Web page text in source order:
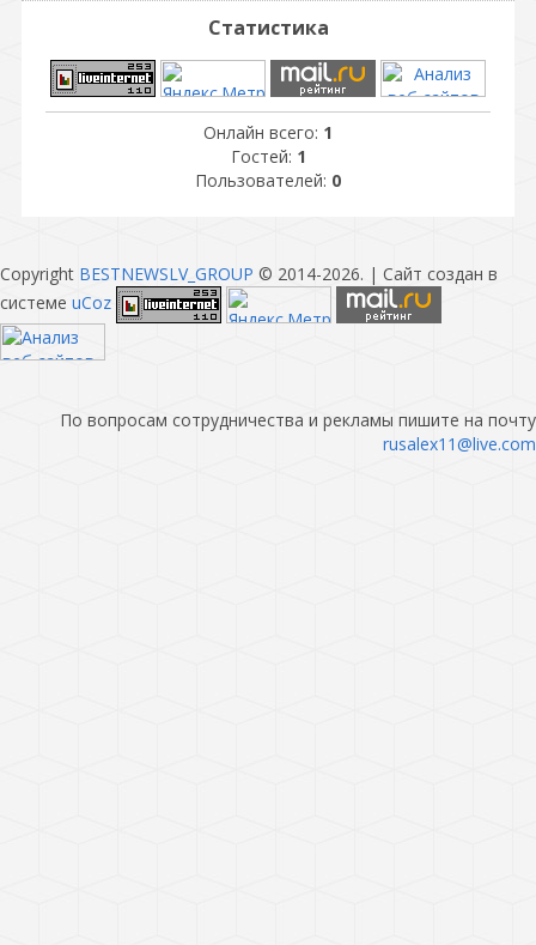
Статистика
Онлайн всего: 1
Гостей: 1
Пользователей: 0
Copyright BESTNEWSLV_GROUP © 2014-2026. | Сайт создан в
системе uCoz
По вопросам сотрудничества и рекламы пишите на почту
rusalex11@live.com